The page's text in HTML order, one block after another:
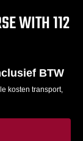
WITH 112
BTW
kosten transport,